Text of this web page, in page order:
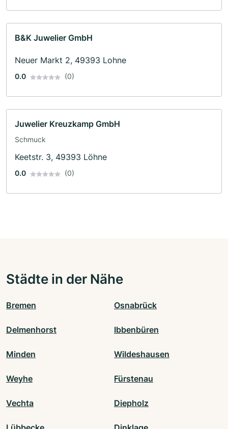
B&K Juwelier GmbH
Neuer Markt 2, 49393 Lohne
0.0 (0)
Juwelier Kreuzkamp GmbH
Schmuck
Keetstr. 3, 49393 Löhne
0.0 (0)
Städte in der Nähe
Bremen Osnabrück
Delmenhorst Ibbenbüren
Minden Wildeshausen
Weyhe Fürstenau
Vechta Diepholz